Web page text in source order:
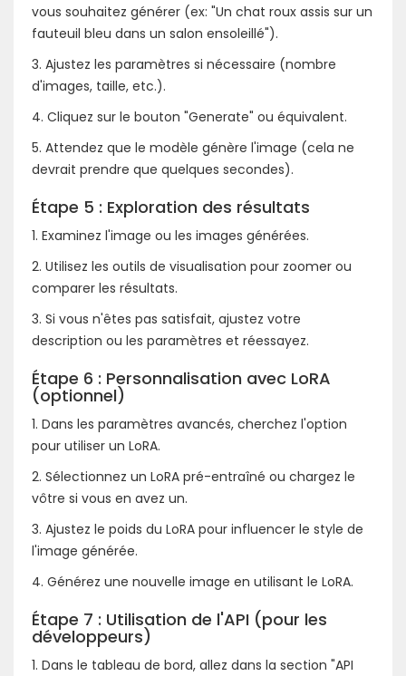
vous souhaitez générer (ex: "Un chat roux assis sur un
fauteuil bleu dans un salon ensoleillé").
3. Ajustez les paramètres si nécessaire (nombre
d'images, taille, etc.).
4. Cliquez sur le bouton "Generate" ou équivalent.
5. Attendez que le modèle génère l'image (cela ne
devrait prendre que quelques secondes).
Étape 5 : Exploration des résultats
1. Examinez l'image ou les images générées.
2. Utilisez les outils de visualisation pour zoomer ou
comparer les résultats.
3. Si vous n'êtes pas satisfait, ajustez votre
description ou les paramètres et réessayez.
Étape 6 : Personnalisation avec LoRA
(optionnel)
1. Dans les paramètres avancés, cherchez l'option
pour utiliser un LoRA.
2. Sélectionnez un LoRA pré-entraîné ou chargez le
vôtre si vous en avez un.
3. Ajustez le poids du LoRA pour influencer le style de
l'image générée.
4. Générez une nouvelle image en utilisant le LoRA.
Étape 7 : Utilisation de l'API (pour les
développeurs)
1. Dans le tableau de bord, allez dans la section "API